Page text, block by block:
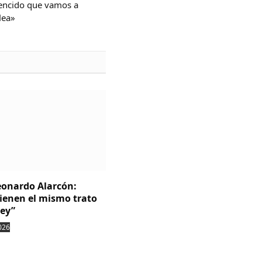
que vamos a
Alarcón:
el mismo trato